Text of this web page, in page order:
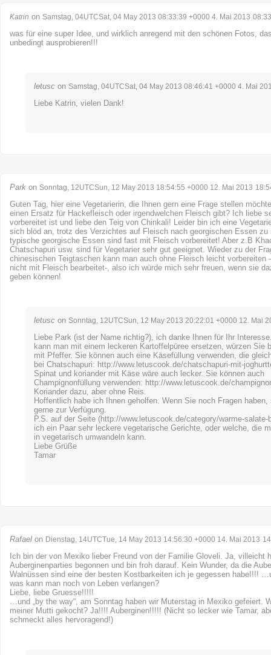
Katrin on Samstag, 04UTCSat, 04 May 2013 08:33:39 +0000 4. Mai 2013 08:33
was für eine super Idee, und wirklich anregend mit den schönen Fotos,
unbedingt ausprobieren!!!
letusc on Samstag, 04UTCSat, 04 May 2013 08:46:41 +0000 4. Mai
Liebe Katrin, vielen Dank!
Park on Sonntag, 12UTCSun, 12 May 2013 18:54:55 +0000 12. Mai 2013
Guten Tag, hier eine Vegetarierin, die Ihnen gern eine Frage stellen
einen Ersatz für Hackefleisch oder irgendwelchen Fleisch gibt? Ich liebe
vorbereitet ist und liebe den Teig von Chinkali! Leider bin ich eine
sich blöd an, trotz des Verzichtes auf Fleisch nach georgischen Essen zu
typische georgische Essen sind fast mit Fleisch vorbereitet! Aber z.B
Chatschapuri usw. sind für Vegetarier sehr gut geeignet. Wieder zu der
chinesischen Teigtaschen kann man auch ohne Fleisch leicht vorbereiten
nicht mit Fleisch bearbeitet-, also ich würde mich sehr freuen, wenn sie
geben können!
letusc on Sonntag, 12UTCSun, 12 May 2013 20:22:01 +0000 12. Mai
Liebe Park (ist der Name richtig?), ich danke Ihnen für Ihr
kann man mit einem leckeren Kartoffelpüree ersetzen, würzen Sie
mit Pfeffer. Sie können auch eine Käsefüllung verwenden, die
bei Chatschapuri: http://www.letuscook.de/chatschapuri-mit-
Spinat und koriander mit Käse wäre auch lecker. Sie können auch
Champignonfüllung verwenden: http://www.letuscook.de/
Koriander dazu, aber ohne Reis.
Hoffentlich habe ich Ihnen geholfen. Wenn Sie noch Fragen
gerne zur Verfügung.
P.S. auf der Seite (http://www.letuscook.de/category/warme-salate-
ich ein Paar sehr leckere vegetarische Gerichte, oder welche, die
in vegetarisch umwandeln kann.
Liebe Grüße
Tamar
Rafael on Dienstag, 14UTCTue, 14 May 2013 14:56:30 +0000 14. Mai 2013
Ich bin der von Mexiko lieber Freund von der Familie Gloveli. Ja, villeicht
Auberginenparties begonnen und bin froh darauf. Kein Wunder, da die
Walnüssen sind eine der besten Kostbarkeiten ich je gegessen habe!!!!
was kann man noch von Leben verlangen?
Liebe, liebe Gruesse!!!!!
…und „by the way“, am Sonntag haben wir Muterstag in Mexiko gefeiert.
meiner Mutti gekocht? Ja!!!! Auberginen!!!!! (Nicht so lecker wie Tamar,
schmeckt alles hervoragend!)